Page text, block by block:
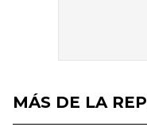
MÁS DE LA